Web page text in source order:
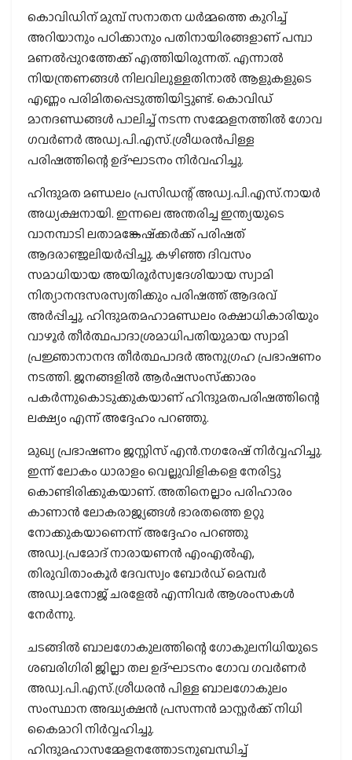
കൊവിഡിന് മുമ്പ് സനാതന ധര്‍മ്മത്തെ കുറിച്ച്
അറിയാനും പഠിക്കാനും പതിനായിരങ്ങളാണ് പമ്പാ
മണല്‍പ്പുറത്തേക്ക് എത്തിയിരുന്നത്. എന്നാല്‍
നിയന്ത്രണങ്ങള്‍ നിലവിലുള്ളതിനാല്‍ ആളുകളുടെ
എണ്ണം പരിമിതപ്പെടുത്തിയിട്ടുണ്ട്. കൊവിഡ്
മാനദണ്ഡങ്ങള്‍ പാലിച്ച് നടന്ന സമ്മേളനത്തില്‍ ഗോവ
ഗവര്‍ണര്‍ അഡ്വ.പി.എസ്.ശ്രീധരന്‍പിള്ള
പരിഷത്തിന്റെ ഉദ്ഘാടനം നിര്‍വഹിച്ചു.
ഹിന്ദുമത മണ്ഡലം പ്രസിഡന്റ് അഡ്വ.പി.എസ്.നായര്‍
അധ്യക്ഷനായി. ഇന്നലെ അന്തരിച്ച ഇന്ത്യയുടെ
വാനമ്പാടി ലതാമങ്കേഷ്‌ക്കര്‍ക്ക് പരിഷത്
ആദരാഞ്ജലിയര്‍പ്പിച്ചു. കഴിഞ്ഞ ദിവസം
സമാധിയായ അയിരൂര്‍സ്വദേശിയായ സ്വാമി
നിത്യാനന്ദസരസ്വതിക്കും പരിഷത്ത് ആദരവ്
അര്‍പ്പിച്ചു. ഹിന്ദുമതമഹാമണ്ഡലം രക്ഷാധികാരിയും
വാഴൂര്‍ തീര്‍ത്ഥപാദാശ്രമാധിപതിയുമായ സ്വാമി
പ്രജ്ഞാനാനന്ദ തീര്‍ത്ഥപാദര്‍ അനുഗ്രഹ പ്രഭാഷണം
നടത്തി. ജനങ്ങളില്‍ ആര്‍ഷസംസ്‌ക്കാരം
പകര്‍ന്നുകൊടുക്കുകയാണ് ഹിന്ദുമതപരിഷത്തിന്റെ
ലക്ഷ്യം എന്ന് അദ്ദേഹം പറഞ്ഞു.
മുഖ്യ പ്രഭാഷണം ജസ്റ്റിസ് എന്‍.നഗരേഷ് നിര്‍വ്വഹിച്ചു.
ഇന്ന് ലോകം ധാരാളം വെല്ലുവിളികളെ നേരിട്ടു
കൊണ്ടിരിക്കുകയാണ്. അതിനെല്ലാം പരിഹാരം
കാണാന്‍ ലോകരാജ്യങ്ങള്‍ ഭാരതത്തെ ഉറ്റു
നോക്കുകയാണെന്ന് അദ്ദേഹം പറഞ്ഞു
അഡ്വ.പ്രമോദ് നാരായണന്‍ എംഎല്‍എ,
തിരുവിതാംകൂര്‍ ദേവസ്വം ബോര്‍ഡ് മെമ്പര്‍
അഡ്വ.മനോജ് ചരളേല്‍ എന്നിവര്‍ ആശംസകള്‍
നേര്‍ന്നു.
ചടങ്ങില്‍ ബാലഗോകുലത്തിന്റെ ഗോകുലനിധിയുടെ
ശബരിഗിരി ജില്ലാ തല ഉദ്ഘാടനം ഗോവ ഗവര്‍ണര്‍
അഡ്വ.പി.എസ്.ശ്രീധരന്‍ പിള്ള ബാലഗോകുലം
സംസ്ഥാന അദ്ധ്യക്ഷന്‍ പ്രസന്നന്‍ മാസ്റ്റര്‍ക്ക് നിധി
കൈമാറി നിര്‍വ്വഹിച്ചു.
ഹിന്ദുമഹാസമ്മേളനത്തോടനുബന്ധിച്ച്